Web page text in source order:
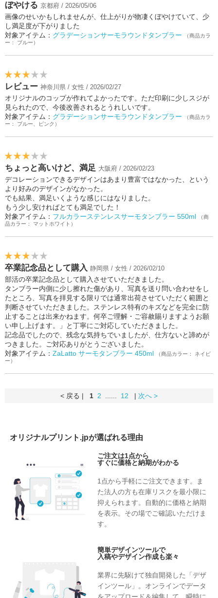
ぼやける 京都府 / 2026/05/06
画像のせいかもしれませんが、仕上がりが物凄くぼやけていて、少
し満足度が下がりました
対象アイテム： グラデーションサーモラウンドタンブラー
（商品カラ
ー： ブルー）
レビュー 神奈川県 / 女性 / 2026/02/27
オリジナルのコップが作れてよかったです。ただ印刷に少しスジが
見られたので、今後改善されるとうれしいです。
対象アイテム： グラデーションサーモラウンドタンブラー
（商品カラ
ー： ブルー、ピンク）
ちょっと高いけど、満足 大阪府 / 2026/02/23
デコレーションできるデザインはあまり豊富ではなかった、という
より好みのデザインがなかった。
でも結果、満足いくような感じにはなりました。
もう少し安ければとても満足でした！
対象アイテム： フルカラーステンレスサーモタンブラー 550ml
（商
品カラー： マットホワイト）
卒業記念品として購入 静岡県 / 女性 / 2026/02/10
部活の卒業記念品として購入させていただきました。
タンブラー内側に少し擦れた傷があり、写真を送り問い合わせをし
たところ、写真を拝見する限りでは通常出荷させていただく範囲と
判断させていただきました。ステンレス特有のキズなどを完全に防
止することは出来かねます。何卒ご理解・ご容赦賜りますようお願
い申し上げます。」と丁寧にご対応していただきました。
記念品でしたので、残念な気持ちでいましたが、仕方ないと諦めが
つきました。ご対応ありがとうございました。
対象アイテム： ZaLatto サーモタンブラー 450ml
（商品カラー： ネイビ
ー）
< 戻る | 1 2 12 | 次へ >
オリジナルプリント.jpが選ばれる理由
ご注文は1点から
すぐに価格と納期がわかる
1点から手軽にご注文できます。ま
た法人の方も在庫リスクを最小限に
抑えられます。自動的に価格と納期
を表示。その場でご確認いただけま
す。
簡単デザインツールで
入稿やデザイン作成も楽々
業界に先駆けて独自開発した「デザ
インツール」。オンラインでデータ